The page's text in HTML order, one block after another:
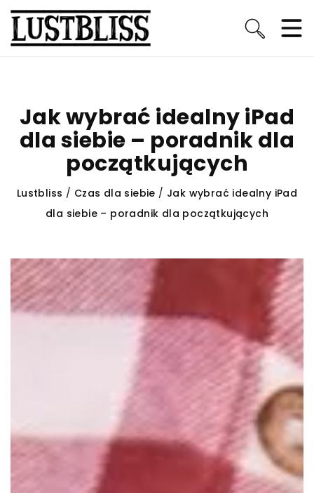
Jak wybrać idealny iPad
dla siebie – poradnik dla
początkujących
Lustbliss / Czas dla siebie / Jak wybrać idealny iPad
dla siebie – poradnik dla początkujących